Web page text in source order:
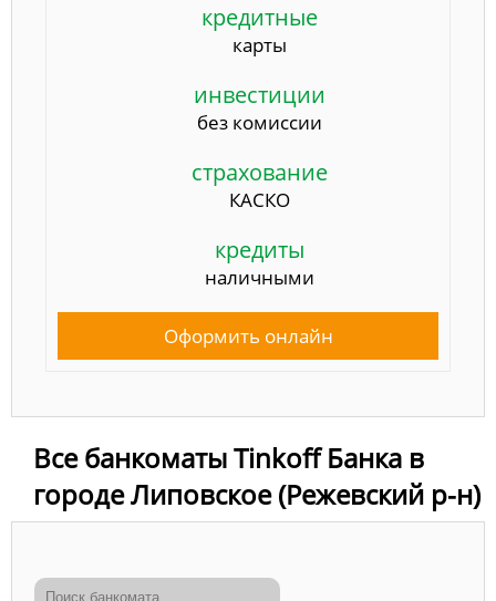
кредитные
карты
инвестиции
без комиссии
страхование
КАСКО
кредиты
наличными
Оформить онлайн
Все банкоматы Tinkoff Банка в
городе Липовское (Режевский р-н)